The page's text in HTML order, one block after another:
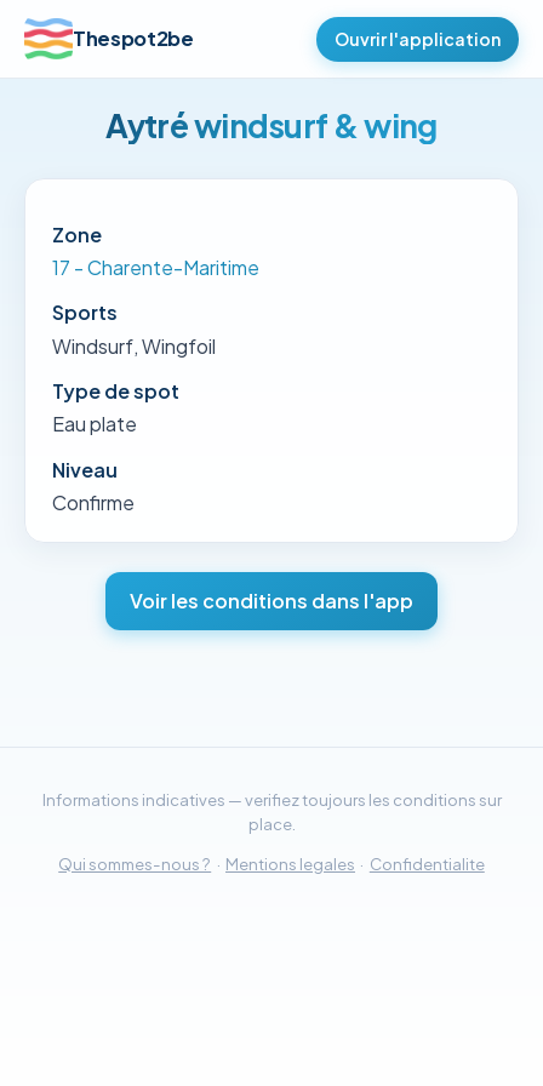
Thespot2be Ouvrir l'application
Aytré windsurf & wing
Zone
17 - Charente-Maritime
Sports
Windsurf, Wingfoil
Type de spot
Eau plate
Niveau
Confirme
Voir les conditions dans l'app
Informations indicatives — verifiez toujours les conditions sur
place.
Qui sommes-nous ? · Mentions legales · Confidentialite